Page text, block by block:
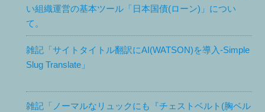
い組織運営の基本ツール「日本国債(ローン)」につい
て。
雑記「サイトタイトル翻訳にAI(WATSON)を導入-Simple
Slug Translate」
雑記「ノーマルなリュックにも『チェストベルト(胸ベル